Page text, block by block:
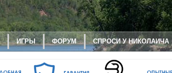
ИГРЫ ФОРУМ СПРОСИ У НИКОЛАИЧА